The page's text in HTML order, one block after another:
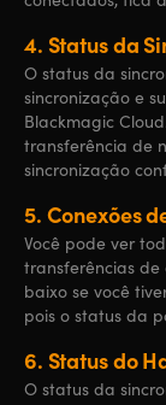
4. Status da
O status da
sincronização e
Blackmagic
transferência de
sincronização
5. Conexões
Você pode ver
transferências
baixo se você
pois o status da
6. Status do
O status da